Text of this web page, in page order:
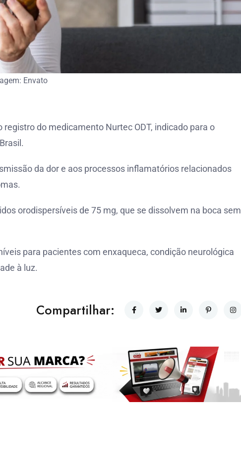
Envato
do medicamento Nurtec ODT, indicado para o
da dor e aos processos inflamatórios relacionados
orodispersíveis de 75 mg, que se dissolvem na boca sem
para pacientes com enxaqueca, condição neurológica
à luz.
Compartilhar: